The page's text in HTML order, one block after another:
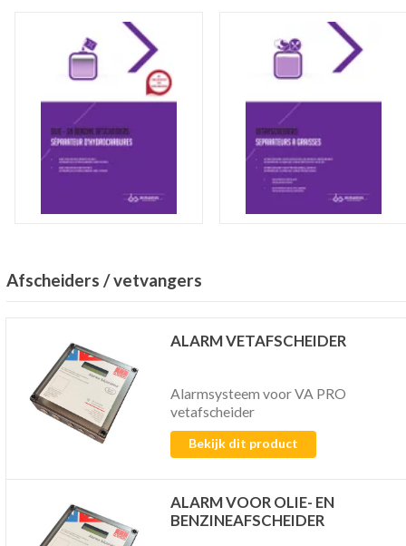
Afscheiders / vetvangers
ALARM VETAFSCHEIDER
Alarmsysteem voor VA PRO
vetafscheider
Bekijk dit product
ALARM VOOR OLIE- EN
BENZINEAFSCHEIDER